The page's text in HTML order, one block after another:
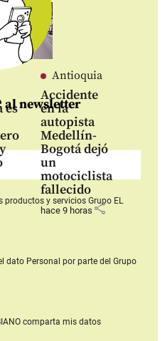
es
Antioquia
Accidente
en la
autopista
Medellín-
Bogotá dejó
un
motociclista
fallecido
hace 9 horasshare
al newsletter
productos y serviciosGrupo EL
dato Personal por parte del Grupo
comparta mis datos